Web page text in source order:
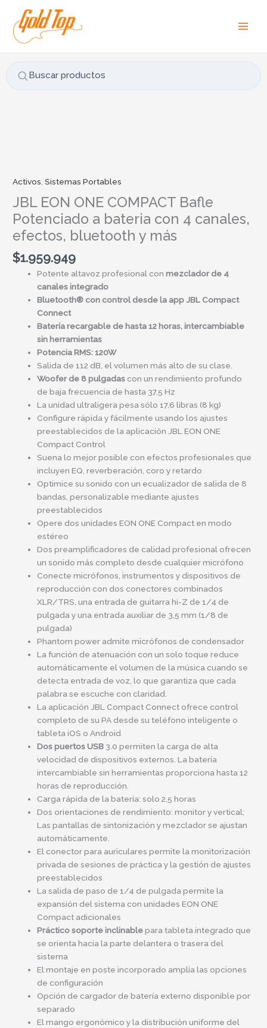
contenido
Buscar productos
u
s
Activos,Sistemas Portables
JBL EON ONE COMPACT Bafle
Potenciado a bateria con 4 canales,
efectos, bluetooth y más
$1.959.949
Potente altavoz profesional conmezclador de 4
canales integrado
Bluetooth® con control desde la app JBL Compact
Connect
Batería recargable de hasta 12 horas, intercambiable
sin herramientas
Potencia RMS: 120W
Salida de 112 dB, el volumen más alto de su clase.
Woofer de 8 pulgadas con un rendimiento profundo
de baja frecuencia de hasta 37,5 Hz
La unidad ultraligera pesa sólo 17,6 libras (8 kg)
Configure rápida y fácilmente usando los ajustes
preestablecidos de la aplicación JBL EON ONE
Compact Control
Suena lo mejor posible con efectos profesionales que
incluyen EQ, reverberación, coro y retardo
Optimice su sonido con un ecualizador de salida de 8
bandas, personalizable mediante ajustes
preestablecidos
Opere dos unidades EON ONE Compact en modo
estéreo
Dos preamplificadores de calidad profesional ofrecen
un sonido más completo desde cualquier micrófono
Conecte micrófonos, instrumentos y dispositivos de
reproducción con dos conectores combinados
XLR/TRS, una entrada de guitarra hi-Z de 1/4 de
pulgada y una entrada auxiliar de 3,5 mm (1/8 de
pulgada)
Phantom power admite micrófonos de condensador
La función de atenuación con un solo toque reduce
automáticamente el volumen de la música cuando se
detecta entrada de voz, lo que garantiza que cada
palabra se escuche con claridad.
La aplicación JBL Compact Connect ofrece control
completo de su PA desde su teléfono inteligente o
tableta iOS o Android
Dos puertos USB 3.0 permiten la carga de alta
velocidad de dispositivos externos. La batería
intercambiable sin herramientas proporciona hasta 12
horas de reproducción.
Carga rápida de la batería: solo 2,5 horas
Dos orientaciones de rendimiento: monitor y vertical;
Las pantallas de sintonización y mezclador se ajustan
automáticamente.
El conector para auriculares permite la monitorización
privada de sesiones de práctica y la gestión de ajustes
preestablecidos
La salida de paso de 1/4 de pulgada permite la
expansión del sistema con unidades EON ONE
Compact adicionales
Práctico soporte inclinablepara tableta integrado que
se orienta hacia la parte delantera o trasera del
sistema
El montaje en poste incorporado amplía las opciones
de configuración
Opción de cargador de batería externo disponible por
separado
El mango ergonómico y la distribución uniforme del
COMPACT
Potenciado
a
bateria
4
canales,
efectos,
bluetooth
más
cantidad